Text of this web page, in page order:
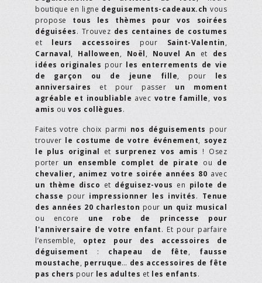
boutique en ligne deguisements-cadeaux.ch vous
propose tous les thèmes pour vos soirées
déguisées. Trouvez des centaines de costumes
et leurs accessoires pour Saint-Valentin,
Carnaval, Halloween, Noël, Nouvel An et des
idées originales pour les enterrements de vie
de garçon ou de jeune fille, pour les
anniversaires et pour passer un moment
agréable et inoubliable avec votre famille, vos
amis ou vos collègues.
Faites votre choix parmi nos déguisements pour
trouver le costume de votre événement, soyez
le plus original et surprenez vos amis ! Osez
porter un ensemble complet de pirate ou de
chevalier, animez votre soirée années 80 avec
un thème disco et déguisez-vous en pilote de
chasse pour impressionner les invités. Tenue
des années 20 charleston pour un quiz musical
ou encore une robe de princesse pour
l'anniversaire de votre enfant. Et pour parfaire
l’ensemble, optez pour des accessoires de
déguisement : chapeau de fête, fausse
moustache, perruque… des accessoires de fête
pas chers pour les adultes et les enfants.